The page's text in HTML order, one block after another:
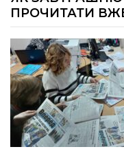
14:12
Досі ВПО?
внутрішньо
14:04
01 сер
Учасниця
людина року
Аліна Кулик
15:58
31 лип
Літо в
ПРОЧИТАТИ